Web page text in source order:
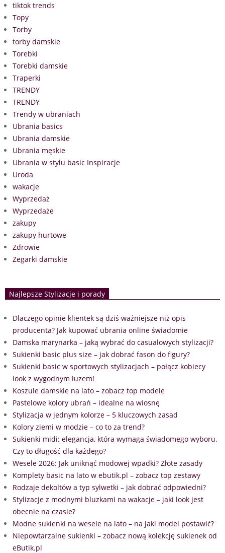
tiktok trends
Topy
Torby
torby damskie
Torebki
Torebki damskie
Traperki
TRENDY
TRENDY
Trendy w ubraniach
Ubrania basics
Ubrania damskie
Ubrania męskie
Ubrania w stylu basic Inspiracje
Uroda
wakacje
Wyprzedaż
Wyprzedaże
zakupy
zakupy hurtowe
Zdrowie
Zegarki damskie
Najlepsze Stylizacje i porady
Dlaczego opinie klientek są dziś ważniejsze niż opis
producenta? Jak kupować ubrania online świadomie
Damska marynarka – jaką wybrać do casualowych stylizacji?
Sukienki basic plus size – jak dobrać fason do figury?
Sukienki basic w sportowych stylizacjach – połącz kobiecy
look z wygodnym luzem!
Koszule damskie na lato – zobacz top modele
Pastelowe kolory ubrań – idealne na wiosnę
Stylizacja w jednym kolorze – 5 kluczowych zasad
Kolory ziemi w modzie – co to za trend?
Sukienki midi: elegancja, która wymaga świadomego wyboru.
Czy to długość dla każdego?
Wesele 2026: Jak uniknąć modowej wpadki? Złote zasady
Komplety basic na lato w ebutik.pl – zobacz top zestawy
Rodzaje dekoltów a typ sylwetki – jak dobrać odpowiedni?
Stylizacje z modnymi bluzkami na wakacje – jaki look jest
obecnie na czasie?
Modne sukienki na wesele na lato – na jaki model postawić?
Niepowtarzalne sukienki – zobacz nową kolekcję sukienek od
eButik.pl